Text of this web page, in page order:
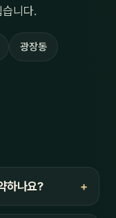
니다.
광장동
하나요?